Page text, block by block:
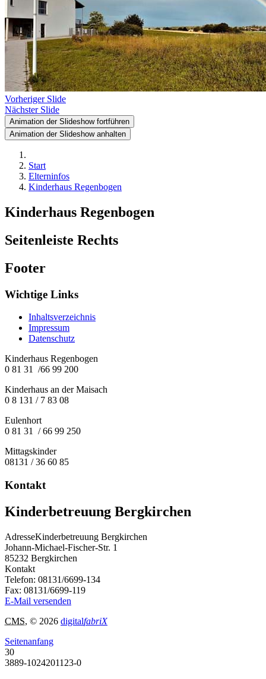
Vorheriger Slide
Nächster Slide
Animation der Slideshow fortführen
Animation der Slideshow anhalten
Start
Elterninfos
Kinderhaus Regenbogen
Kinderhaus Regenbogen
Seitenleiste Rechts
Footer
Wichtige Links
Inhaltsverzeichnis
Impressum
Datenschutz
Kinderhaus Regenbogen
0 81 31 /66 99 200
Kinderhaus an der Maisach
0 8 131 / 7 83 08
Eulenhort
0 81 31 / 66 99 250
Mittagskinder
08131 / 36 60 85
Kontakt
Kinderbetreuung Bergkirchen
AdresseKinderbetreuung Bergkirchen
Johann-Michael-Fischer-Str. 1
85232 Bergkirchen
Kontakt
Telefon: 08131/6699-134
Fax: 08131/6699-119
E-Mail versenden
CMS, © 2026 digitalfabriX
Seitenanfang
30
3889-1024201123-0